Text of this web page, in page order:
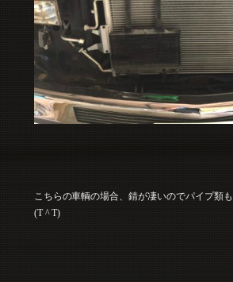
こちらの車輌の場合、錆が凄いのでパイプ類
(T ^ T)